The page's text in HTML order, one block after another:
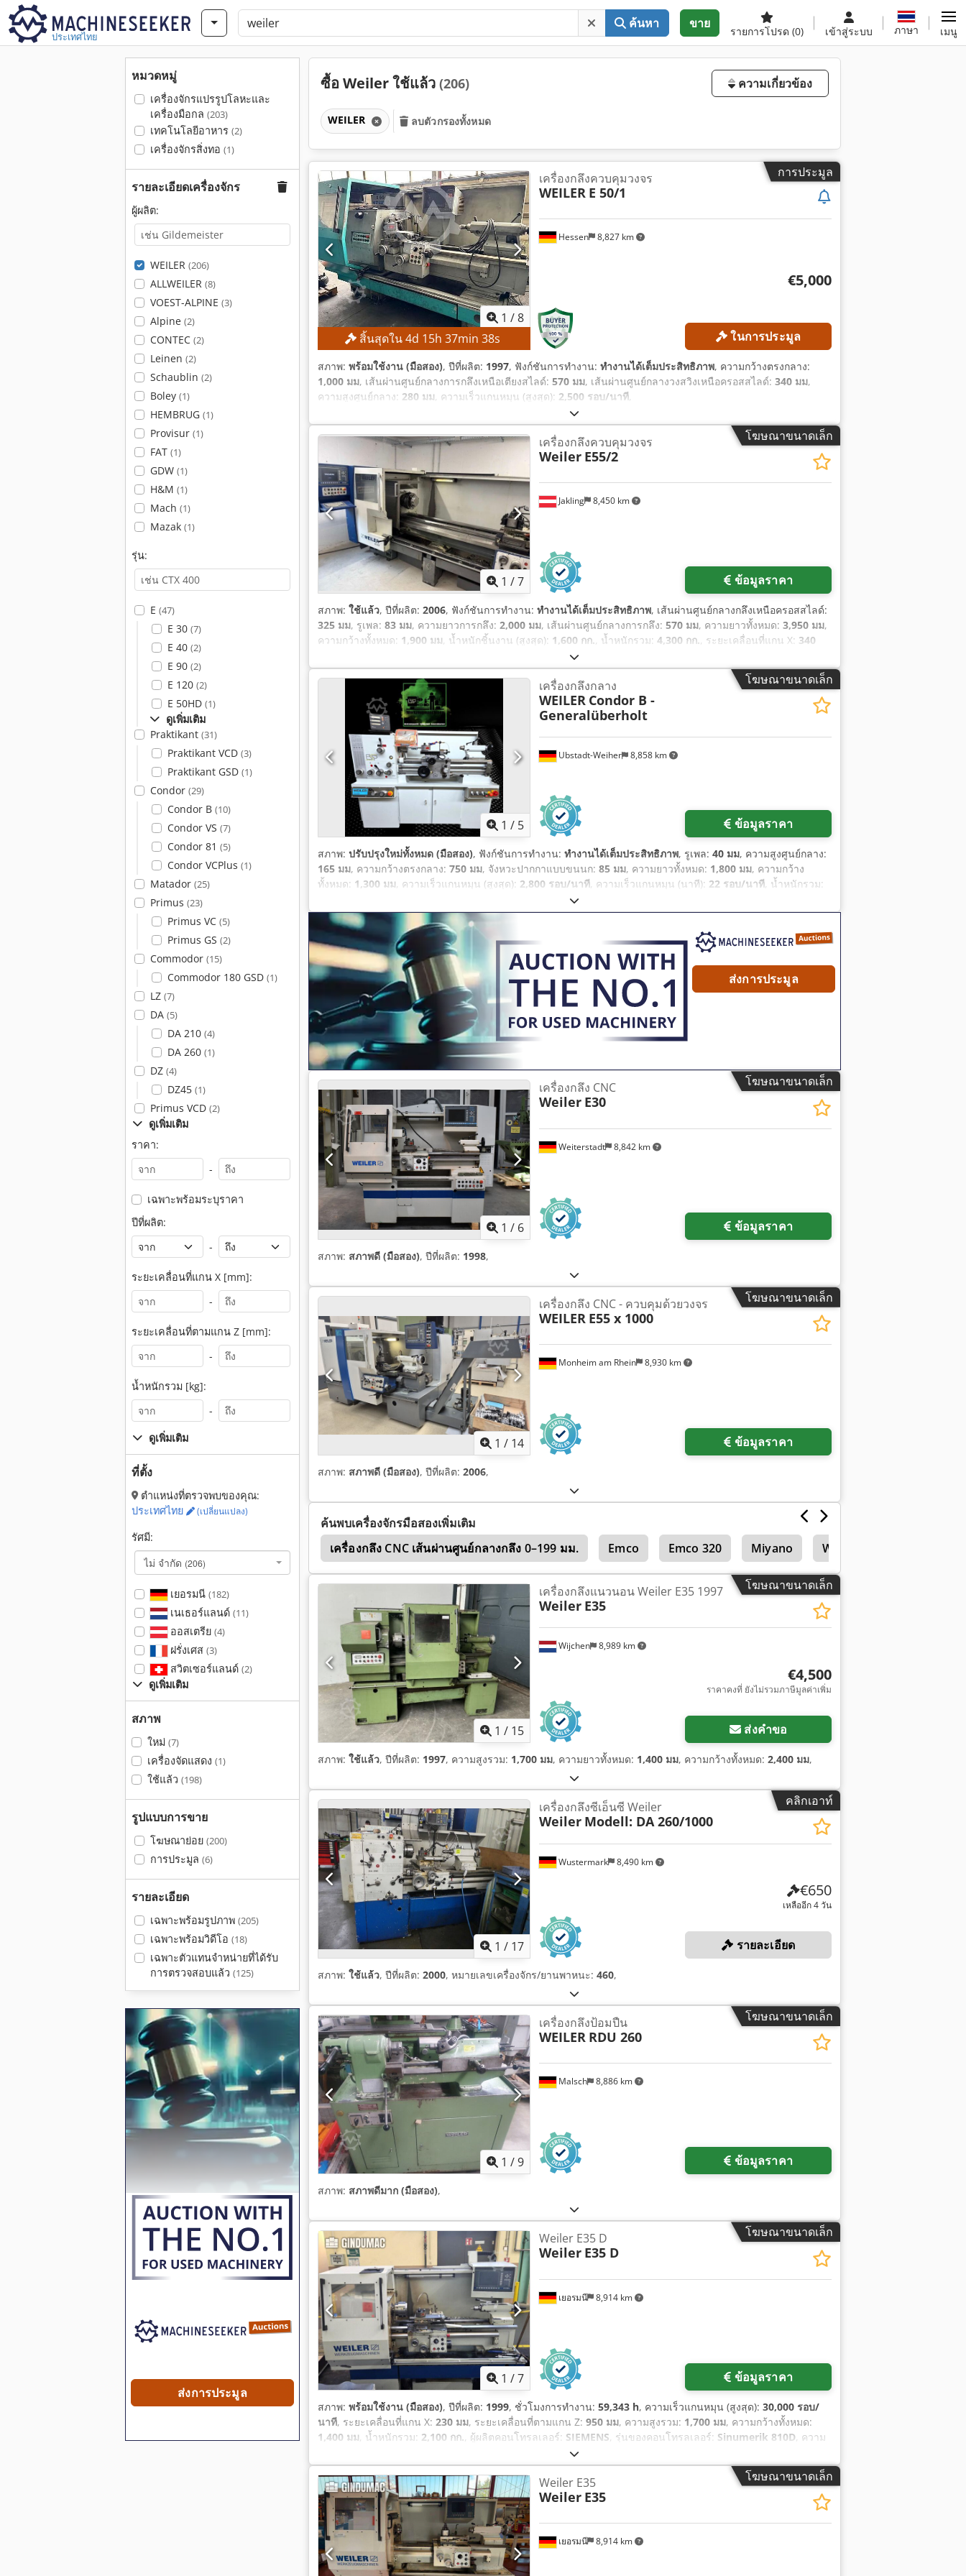
ประเทศไทย
ค้นหา ขาย
รายการโปรด (0) เข้าสู่ระบบ ภาษา เมนู
หมวดหมู่
เครื่องจักรแปรรูปโลหะและ
เครื่องมือกล (203)
เทคโนโลยีอาหาร (2)
เครื่องจักรสิ่งทอ (1)
รายละเอียดเครื่องจักร
ผู้ผลิต:
WEILER (206)
ALLWEILER (8)
VOEST-ALPINE (3)
Alpine (2)
CONTEC (2)
Leinen (2)
Schaublin (2)
Boley (1)
HEMBRUG (1)
Provisur (1)
FAT (1)
GDW (1)
H&M (1)
Mach (1)
Mazak (1)
รุ่น:
E (47)
E 30 (7)
E 40 (2)
E 90 (2)
E 120 (2)
E 50HD (1)
ดูเพิ่มเติม
Praktikant (31)
Praktikant VCD (3)
Praktikant GSD (1)
Condor (29)
Condor B (10)
Condor VS (7)
Condor 81 (5)
Condor VCPlus (1)
Matador (25)
Primus (23)
Primus VC (5)
Primus GS (2)
Commodor (15)
Commodor 180 GSD (1)
LZ (7)
DA (5)
DA 210 (4)
DA 260 (1)
DZ (4)
DZ45 (1)
Primus VCD (2)
ดูเพิ่มเติม
ราคา:
-
เฉพาะพร้อมระบุราคา
ปีที่ผลิต:
-
ระยะเคลื่อนที่แกน X [mm]:
-
ระยะเคลื่อนที่ตามแกน Z [mm]:
-
น้ำหนักรวม [kg]:
-
ดูเพิ่มเติม
ที่ตั้ง
ตำแหน่งที่ตรวจพบของคุณ:
ประเทศไทย
(เปลี่ยนแปลง)
รัศมี:
ไม่ จำกัด (206)
เยอรมนี (182)
เนเธอร์แลนด์ (11)
ออสเตรีย (4)
ฝรั่งเศส (3)
สวิตเซอร์แลนด์ (2)
ดูเพิ่มเติม
สภาพ
ใหม่ (7)
เครื่องจัดแสดง (1)
ใช้แล้ว (198)
รูปแบบการขาย
โฆษณาย่อย (200)
การประมูล (6)
รายละเอียด
เฉพาะพร้อมรูปภาพ (205)
เฉพาะพร้อมวิดีโอ (18)
เฉพาะตัวแทนจำหน่ายที่ได้รับ
การตรวจสอบแล้ว (125)
ส่งการประมูล
ซื้อ Weiler ใช้แล้ว (206) ความเกี่ยวข้อง
WEILER ลบตัวกรองทั้งหมด
การประมูล
1 /8
สิ้นสุดใน4d 15h 37min 37s
Hessen 8,827 km
เครื่องกลึงควบคุมวงจร
WEILER E 50/1
€5,000
ในการประมูล
สภาพ: พร้อมใช้งาน (มือสอง), ปีที่ผลิต: 1997, ฟังก์ชันการทำงาน: ทำงานได้เต็มประสิทธิภาพ, ความกว้างตรงกลาง:
1,000 มม, เส้นผ่านศูนย์กลางการกลึงเหนือเตียงสไลด์: 570 มม, เส้นผ่านศูนย์กลางวงสวิงเหนือครอสสไลด์: 340 มม,
ความสูงศูนย์กลาง: 280 มม, ความเร็วแกนหมุน (สูงสุด): 2,500 รอบ/นาที,
โฆษณาขนาดเล็ก
1 /7
Jakling 8,450 km
เครื่องกลึงควบคุมวงจร
Weiler E55/2
ข้อมูลราคา
สภาพ: ใช้แล้ว, ปีที่ผลิต: 2006, ฟังก์ชันการทำงาน: ทำงานได้เต็มประสิทธิภาพ, เส้นผ่านศูนย์กลางกลึงเหนือครอสสไลด์:
325 มม, รูเพล: 83 มม, ความยาวการกลึง: 2,000 มม, เส้นผ่านศูนย์กลางการกลึง: 570 มม, ความยาวทั้งหมด: 3,950 มม,
ความกว้างทั้งหมด: 1,900 มม, น้ำหนักชิ้นงาน (สูงสุด): 1,600 กก., น้ำหนักรวม: 4,300 กก., ระยะเคลื่อนที่แกน X: 340
โฆษณาขนาดเล็ก
1 / 5
Ubstadt-Weiher 8,858 km
เครื่องกลึงกลาง
WEILER Condor B -
Generalüberholt
ข้อมูลราคา
สภาพ: ปรับปรุงใหม่ทั้งหมด (มือสอง), ฟังก์ชันการทำงาน: ทำงานได้เต็มประสิทธิภาพ, รูเพล: 40 มม, ความสูงศูนย์กลาง:
165 มม, ความกว้างตรงกลาง: 750 มม, จังหวะปากกาแบบขนนก: 85 มม, ความยาวทั้งหมด: 1,800 มม, ความกว้าง
ทั้งหมด: 1,300 มม, ความเร็วแกนหมุน (สูงสุด): 2,800 รอบ/นาที, ความเร็วแกนหมุน (นาที): 22 รอบ/นาที, น้ำหนักรวม:
ส่งการประมูล
โฆษณาขนาดเล็ก
1 / 6
Weiterstadt 8,842 km
เครื่องกลึง CNC
Weiler E30
ข้อมูลราคา
สภาพ: สภาพดี (มือสอง), ปีที่ผลิต: 1998,
โฆษณาขนาดเล็ก
1 / 14
Monheim am Rhein 8,930 km
เครื่องกลึง CNC - ควบคุมด้วยวงจร
WEILER E55 x 1000
ข้อมูลราคา
สภาพ: สภาพดี (มือสอง), ปีที่ผลิต: 2006,
ค้นพบเครื่องจักรมือสองเพิ่มเติม
เครื่องกลึง CNC เส้นผ่านศูนย์กลางกลึง 0–199 มม.
Emco Emco 320 Miyano Weiler 220
Weiler Primus Emco Emco 320
โฆษณาขนาดเล็ก
1 / 15
Wijchen 8,989 km
เครื่องกลึงแนวนอน Weiler E35 1997
Weiler E35
€4,500
ราคาคงที่ ยังไม่รวมภาษีมูลค่าเพิ่ม
ส่งคำขอ
สภาพ: ใช้แล้ว, ปีที่ผลิต: 1997, ความสูงรวม: 1,700 มม, ความยาวทั้งหมด: 1,400 มม, ความกว้างทั้งหมด: 2,400 มม,
คลิกเอาท์
1 / 17
Wustermark 8,490 km
เครื่องกลึงซีเอ็นซี Weiler
Weiler Modell: DA 260/1000
€650
เหลืออีก 4 วัน
รายละเอียด
สภาพ: ใช้แล้ว, ปีที่ผลิต: 2000, หมายเลขเครื่องจักร/ยานพาหนะ: 460,
โฆษณาขนาดเล็ก
1 /9
Malsch 8,886 km
เครื่องกลึงป้อมปืน
WEILER RDU 260
ข้อมูลราคา
สภาพ: สภาพดีมาก (มือสอง),
โฆษณาขนาดเล็ก
1 /7
เยอรมนี 8,914 km
Weiler E35 D
Weiler E35 D
ข้อมูลราคา
สภาพ: พร้อมใช้งาน (มือสอง), ปีที่ผลิต: 1999, ชั่วโมงการทำงาน: 59,343 h, ความเร็วแกนหมุน (สูงสุด): 30,000 รอบ/
นาที, ระยะเคลื่อนที่แกน X: 230 มม, ระยะเคลื่อนที่ตามแกน Z: 950 มม, ความสูงรวม: 1,700 มม, ความกว้างทั้งหมด:
1,400 มม, น้ำหนักรวม: 2,100 กก., ผู้ผลิตคอนโทรลเลอร์: SIEMENS, รุ่นของคอนโทรลเลอร์: Sinumerik 810D, ความ
โฆษณาขนาดเล็ก
เยอรมนี 8,914 km
Weiler E35
Weiler E35